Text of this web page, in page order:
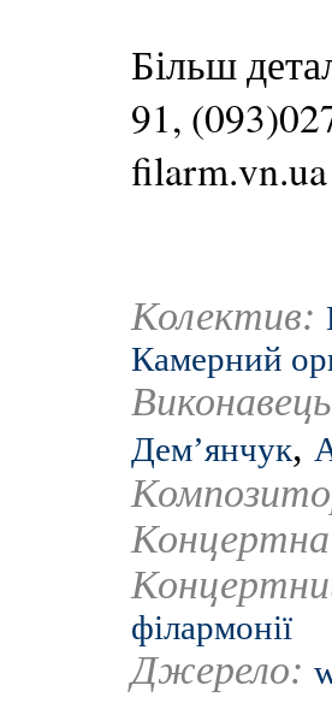
Більш
91,
filarm.vn.ua
Колектив:
Камерний
Дем’янчук,
Концертна
філармонії
Джерело: